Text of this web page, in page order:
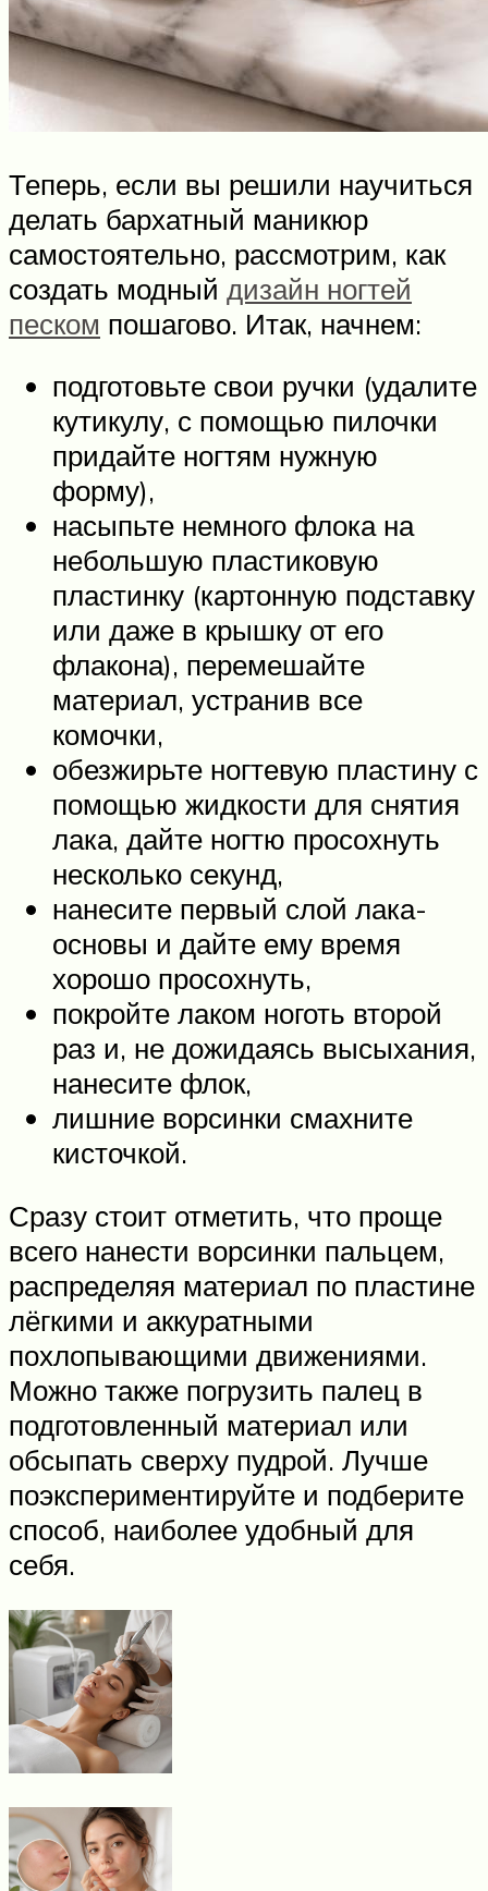
Теперь, если вы решили научиться
делать бархатный маникюр
самостоятельно, рассмотрим, как
создать модный дизайн ногтей
песком пошагово. Итак, начнем:
подготовьте свои ручки (удалите
кутикулу, с помощью пилочки
придайте ногтям нужную
форму),
насыпьте немного флока на
небольшую пластиковую
пластинку (картонную подставку
или даже в крышку от его
флакона), перемешайте
материал, устранив все
комочки,
обезжирьте ногтевую пластину с
помощью жидкости для снятия
лака, дайте ногтю просохнуть
несколько секунд,
нанесите первый слой лака-
основы и дайте ему время
хорошо просохнуть,
покройте лаком ноготь второй
раз и, не дожидаясь высыхания,
нанесите флок,
лишние ворсинки смахните
кисточкой.
Сразу стоит отметить, что проще
всего нанести ворсинки пальцем,
распределяя материал по пластине
лёгкими и аккуратными
похлопывающими движениями.
Можно также погрузить палец в
подготовленный материал или
обсыпать сверху пудрой. Лучше
поэкспериментируйте и подберите
способ, наиболее удобный для
себя.